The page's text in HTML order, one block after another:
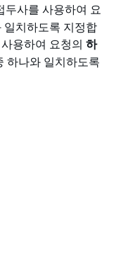
두사를 사용하여 요
일치하도록 지정합
용하여 요청의 하
하나와 일치하도록